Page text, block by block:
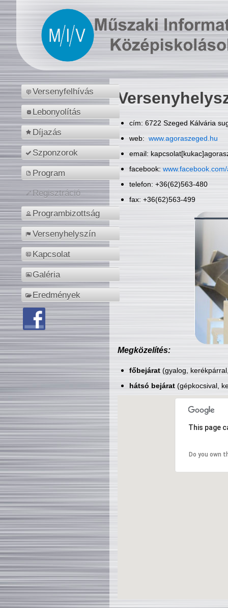
Versenyfelhívás
Lebonyolítás
Díjazás
Szponzorok
Program
Regisztráció
Programbizottság
Versenyhelyszín
Kapcsolat
Galéria
Eredmények
cím: 6722 Szeged Kálvária
web: www.agoraszeged.hu
email:
facebook:
telefon: +36(62)563-480
fax: +36(62)563-499
Megközelítés:
főbejárat(gyalog,
hátsó bejárat(gépkocsival,
This page
Do you own